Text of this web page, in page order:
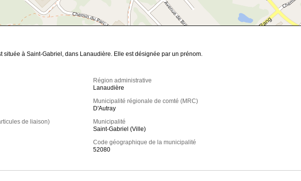
située à Saint-Gabriel, dans Lanaudière. Elle est désignée par un prénom.
de liaison)
Région administrative
Lanaudière
Municipalité régionale de comté (MRC)
D'Autray
Municipalité
Saint-Gabriel (Ville)
Code géographique de la municipalité
52080